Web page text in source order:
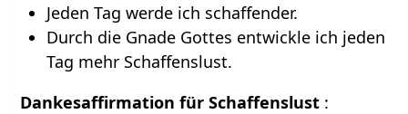
Jeden Tag werde ich schaffender.
Durch die Gnade Gottes entwickle ich jeden
Tag mehr Schaffenslust.
Dankesaffirmation für Schaffenslust :